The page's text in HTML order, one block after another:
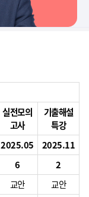
성의있게 적극적으로 수험생 입장에서 잘 강의 하십니다
수강생 입장에서 친절한 강의로 느껴집니다. 시험에도 좋은 결과가 있기를 ...
핵심 위주의 설명등 알기쉽게 강의 해주셔서 좋았습니다.
핵심내용 알려주면서 수험 준비 난이도까지 알려주시는 강의에 매우 만족합니...
실전모의
고사
기출해설
특강
2025.05
2025.11
6
2
교안 교안